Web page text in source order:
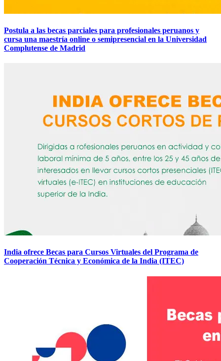
Postula a las becas parciales para profesionales peruanos y
cursa una maestría online o semipresencial en la Universidad
Complutense de Madrid
India ofrece Becas para Cursos Virtuales del Programa de
Cooperación Técnica y Económica de la India (ITEC)